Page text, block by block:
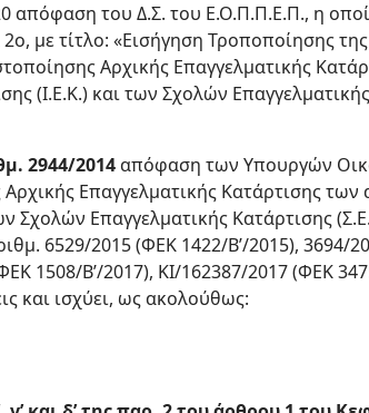
απόφαση του Δ.Σ. του Ε.Ο.Π.Π.Ε.Π., η
με τίτλο: «Εισήγηση Τροποποίησης
Αρχικής Επαγγελματικής
(Ι.Ε.Κ.) και των Σχολών
2944/2014απόφαση των Υπουργών
Επαγγελματικής Κατάρτισης
Σχολών Επαγγελματικής Κατάρτισης
6529/2015 (ΦΕΚ 1422/B’/2015), 3694/
1508/Β’/2017), ΚΙ/162387/2017 (ΦΕΚ
και ισχύει, ως ακολούθως: